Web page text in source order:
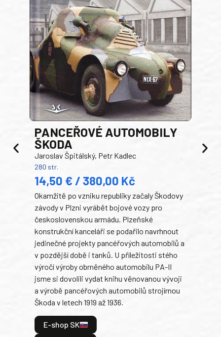
PANCEŘOVÉ AUTOMOBILY
ŠKODA
Jaroslav Špitálský, Petr Kadlec
280 str.
14,50 € / 380,00 Kč
Okamžitě po vzniku republiky začaly Škodovy
závody v Plzni vyrábět bojové vozy pro
československou armádu. Plzeňské
konstrukční kanceláři se podařilo navrhnout
jedinečné projekty pancéřových automobilů a
v pozdější době i tanků. U příležitosti stého
výročí výroby obrněného automobilu PA-II
jsme si dovolili vydat knihu věnovanou vývoji
a výrobě pancéřových automobilů strojírnou
Škoda v letech 1919 až 1936.
E-shop SK